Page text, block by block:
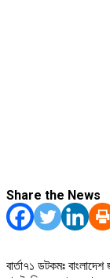
Share the News
বার্তা৭১ ডটকমঃ